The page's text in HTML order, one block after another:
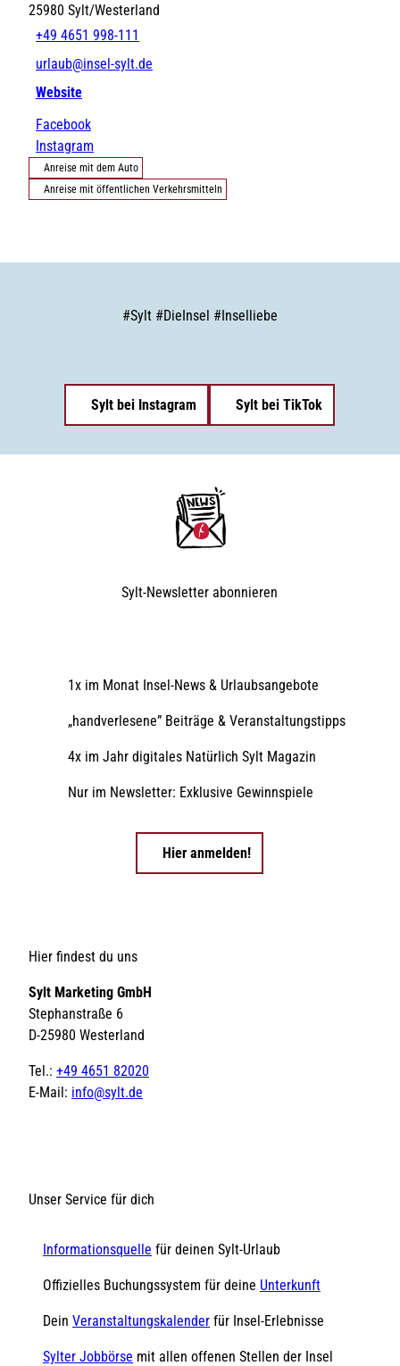
25980 Sylt/Westerland
+49 4651 998-111
urlaub@insel-sylt.de
Website
Facebook
Instagram
Anreise mit dem Auto
Anreise mit öffentlichen Verkehrsmitteln
#Sylt #DieInsel #Inselliebe
Sylt bei Instagram Sylt bei TikTok
Sylt-Newsletter abonnieren
1x im Monat Insel-News & Urlaubsangebote
„handverlesene” Beiträge & Veranstaltungstipps
4x im Jahr digitales Natürlich Sylt Magazin
Nur im Newsletter: Exklusive Gewinnspiele
Hier anmelden!
Hier findest du uns
Sylt Marketing GmbH
Stephanstraße 6
D-25980 Westerland
Tel.: +49 4651 82020
E-Mail: info@sylt.de
Unser Service für dich
Informationsquelle für deinen Sylt-Urlaub
Offizielles Buchungssystem für deine Unterkunft
Dein Veranstaltungskalender für Insel-Erlebnisse
Sylter Jobbörse mit allen offenen Stellen der Insel